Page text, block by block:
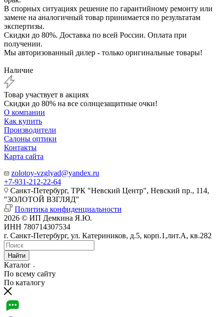
В спорных ситуациях решение по гарантийному ремонту или
замене на аналогичный товар принимается по результатам
экспертизы.
Скидки до 80%. Доставка по всей России. Оплата при
получении.
Мы авторизованный дилер - только оригинальные товары!
Наличие
Товар участвует в акциях
Скидки до 80% на все солнцезащитные очки!
О компании
Как купить
Производители
Салоны оптики
Контакты
Карта сайта
zolotoy-vzglyad@yandex.ru
+7-931-212-22-64
Санкт-Петербург, ТРК "Невский Центр", Невский пр., 114,
"ЗОЛОТОЙ ВЗГЛЯД"
Политика конфиденциальности
2026 © ИП Демкина Я.Ю.
ИНН 780714307534
г. Санкт-Петербург, ул. Катериников, д.5, корп.1,лит.А, кв.282
Найти
Каталог
По всему сайту
По каталогу